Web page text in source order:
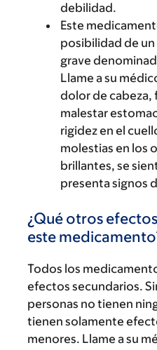
debilidad.
Este
posibilidad de
grave
Llame a su
dolor de cabeza,
malestar
rigidez en el
molestias en los
brillantes, se
presenta signos
¿Qué otros
este
Todos los
efectos secundarios.
personas no tienen
tienen solamente
menores. Llame a su